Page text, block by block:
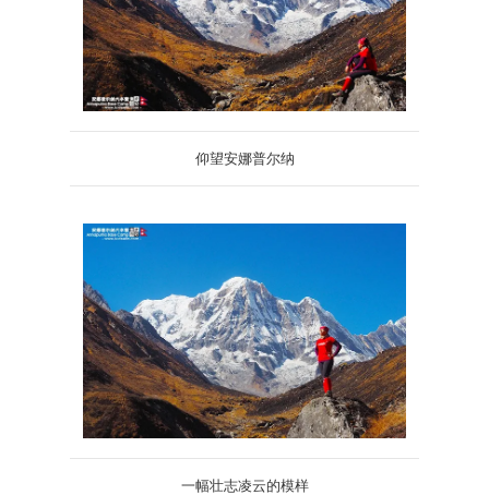
仰望安娜普尔纳
一幅壮志凌云的模样